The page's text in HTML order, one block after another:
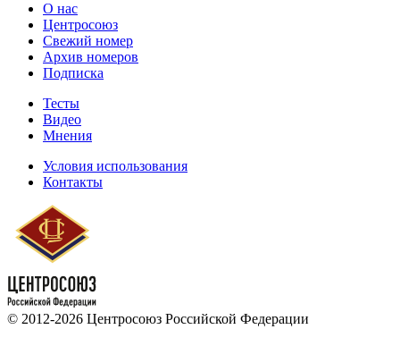
О нас
Центросоюз
Свежий номер
Архив номеров
Подписка
Тесты
Видео
Мнения
Условия использования
Контакты
© 2012-2026 Центросоюз Российской Федерации